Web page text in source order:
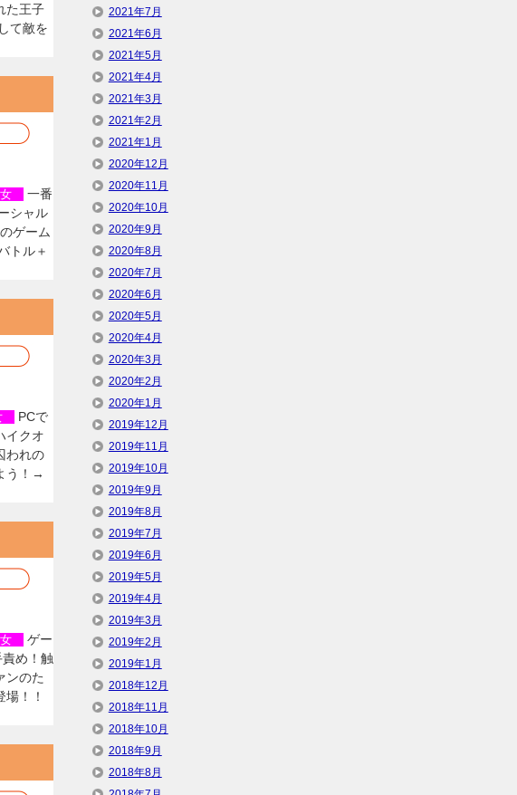
た王子
て敵を
一番
シャル
ゲーム
トル＋
PCで
イクオ
われの
う！→
ゲー
め！触
ンのた
！！
2021年7月
2021年6月
2021年5月
2021年4月
2021年3月
2021年2月
2021年1月
2020年12月
2020年11月
2020年10月
2020年9月
2020年8月
2020年7月
2020年6月
2020年5月
2020年4月
2020年3月
2020年2月
2020年1月
2019年12月
2019年11月
2019年10月
2019年9月
2019年8月
2019年7月
2019年6月
2019年5月
2019年4月
2019年3月
2019年2月
2019年1月
2018年12月
2018年11月
2018年10月
2018年9月
2018年8月